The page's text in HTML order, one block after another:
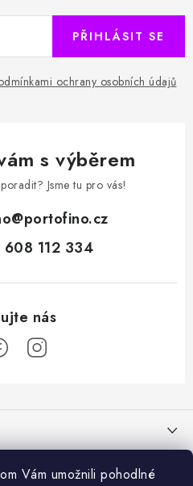
Vám umožnili pohodlné
ochrany osobních údajů
PŘIHLÁSIT SE
s výběrem
Jsme tu pro vás!
@portofino.cz
112 334